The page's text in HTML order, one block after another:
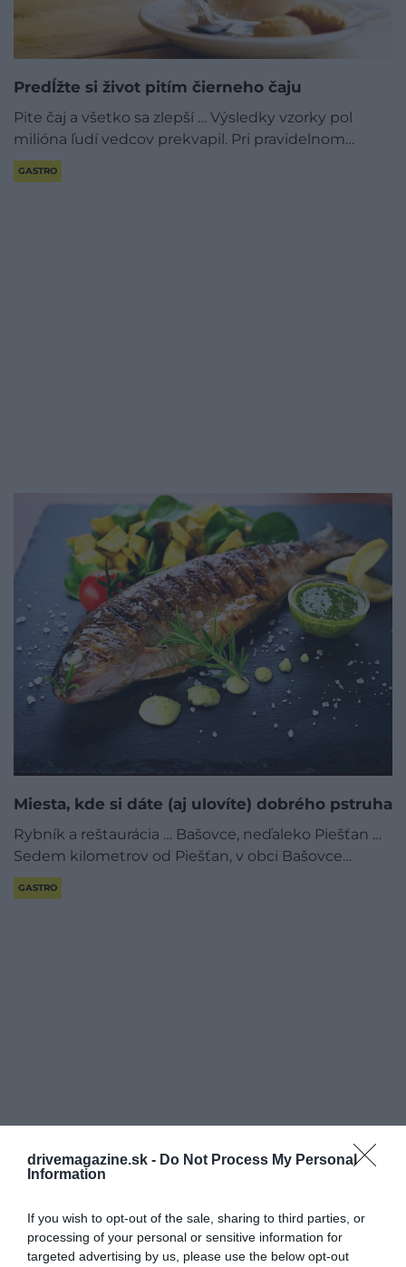
drivemagazine.sk - Do Not Process My Personal
Information
If you wish to opt-out of the sale, sharing to third parties, or
processing of your personal or sensitive information for
targeted advertising by us, please use the below opt-out
Predĺžte si život pitím čierneho čaju
Pite čaj a všetko sa zlepší … Výsledky vzorky pol
milióna ľudí vedcov prekvapil. Pri pravidelnom…
GASTRO
Miesta, kde si dáte (aj ulovíte) dobrého pstruha
Rybník a reštaurácia … Bašovce, neďaleko Piešťan …
Sedem kilometrov od Piešťan, v obci Bašovce…
GASTRO